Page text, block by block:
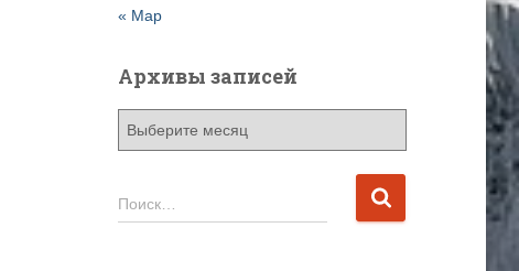
« Мар
Архивы записей
в
Н
а
Поиск…